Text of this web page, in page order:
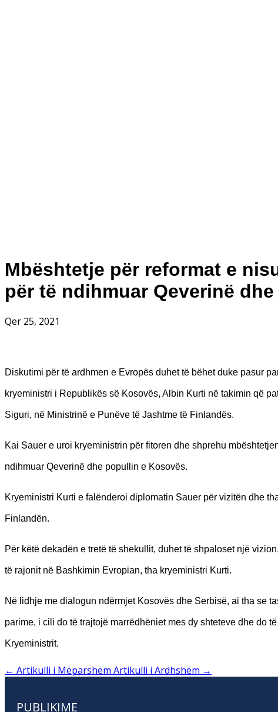
Mbështetje për reformat e
për të ndihmuar Qeverinë
Qer 25, 2021
Diskutimi për të ardhmen e Evropës duhet të bëhet duke pasur
kryeministri i Republikës së Kosovës, Albin Kurti në takimin që
Siguri, në Ministrinë e Punëve të Jashtme të Finlandës.
Kai Sauer e uroi kryeministrin për fitoren dhe shprehu
ndihmuar Qeverinë dhe popullin e Kosovës.
Kryeministri Kurti e falënderoi diplomatin Sauer për vizitën dhe
Finlandën.
Për këtë dekadën e tretë të shekullit, duhet të shpaloset një
të rajonit në Bashkimin Evropian, tha kryeministri Kurti.
Në lidhje me dialogun ndërmjet Kosovës dhe Serbisë, ai tha se
parime, i cili do të trajtojë marrëdhëniet mes dy shteteve dhe do
Kryeministrit.
← Artikulli i Mëparshëm Artikulli i Ardhshëm →
PUBLIKIME